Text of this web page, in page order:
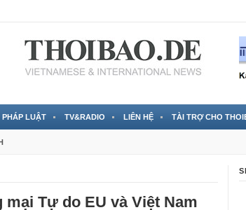
PHÁP LUẬT TV&RADIO LIÊN HỆ TÀI TRỢ CHO
Tự do EU và Việt Nam